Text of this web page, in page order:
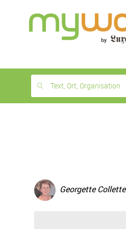
month
free
Text, Ort, Organisation
Georgette Collette